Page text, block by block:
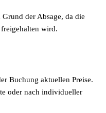
der Absage, da die
wird.
Buchung aktuellen Preise.
oder nach individueller